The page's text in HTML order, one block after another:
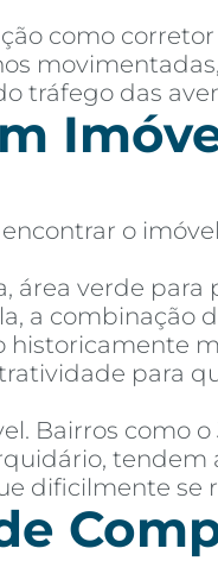
como
tráfego das
o
verde para
a combinação
para
Bairros como
dificilmente se